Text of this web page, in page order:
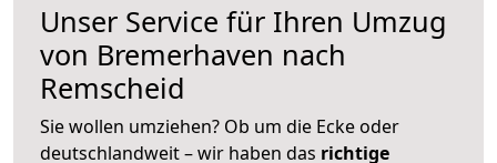
Unser Service für Ihren Umzug
von Bremerhaven nach
Remscheid
Sie wollen umziehen? Ob um die Ecke oder
deutschlandweit – wir haben das richtige